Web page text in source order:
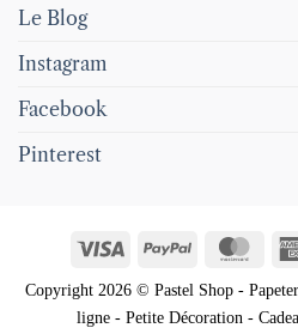
Le Blog
Instagram
Facebook
Pinterest
Visa PayPal
Copyright 2026 © Pastel Shop -
ligne - Petite Décoration -